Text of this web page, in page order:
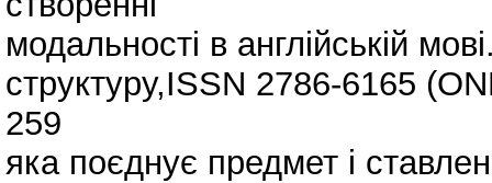
модальності в англійській
структуру,ISSN 2786-6165
259
яка поєднує предмет і